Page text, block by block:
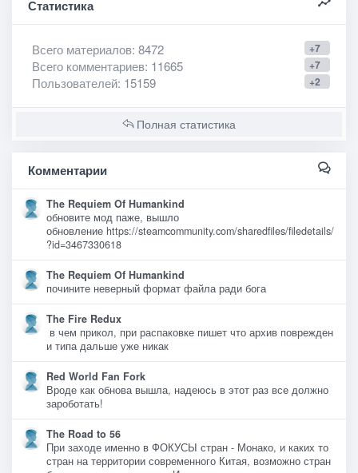
Статистика
+7
Всего материалов: 8472
+7
Всего комментариев: 11665
+2
Пользователей: 15159
Полная статистика
Комментарии
The Requiem Of Humankind
обновите мод паже, вышло
обновление https://steamcommunity.com/sharedfiles/filedetails/
?id=3467330618
The Requiem Of Humankind
почините неверный формат файла ради бога
The Fire Redux
в чем прикол, при распаковке пишет что архив поврежден
и типа дальше уже никак
Red World Fan Fork
Вроде как обнова вышла, надеюсь в этот раз все должно
зароботать!
The Road to 56
При заходе именно в ФОКУСЫ стран - Монако, и каких то
стран на территории современного Китая, возможно стран